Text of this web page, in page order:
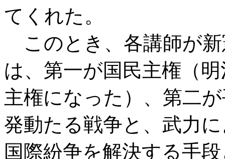
てくれた。
このとき、各講師が
は、第一が国民主権（
主権になった）、第二
発動たる戦争と、武力
国際紛争を解決する手